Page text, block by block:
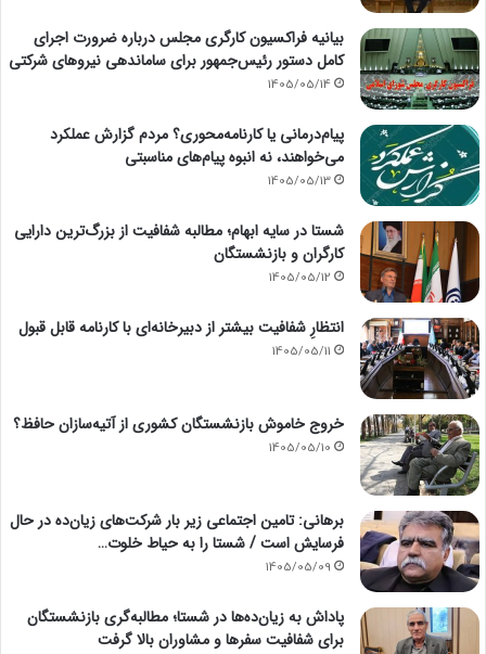
بیانیه فراکسیون کارگری مجلس درباره ضرورت اجرای
کامل دستور رئیس‌جمهور برای ساماندهی نیروهای شرکتی
1405/05/14
پیام‌درمانی یا کارنامه‌محوری؟ مردم گزارش عملکرد
می‌خواهند، نه انبوه پیام‌های مناسبتی
1405/05/13
شستا در سایه ابهام؛ مطالبه شفافیت از بزرگ‌ترین دارایی
کارگران و بازنشستگان
1405/05/12
انتظارِ شفافیت بیشتر از دبیرخانه‌ای با کارنامه قابل قبول
1405/05/11
خروج خاموش بازنشستگان کشوری از آتیه‌سازان حافظ؟
1405/05/10
برهانی: تامین اجتماعی زیر بار شرکت‌های زیان‌ده در حال
فرسایش است / شستا را به حیاط خلوت…
1405/05/09
پاداش به زیان‌ده‌ها در شستا؛ مطالبه‌گری بازنشستگان
برای شفافیت سفرها و مشاوران بالا گرفت